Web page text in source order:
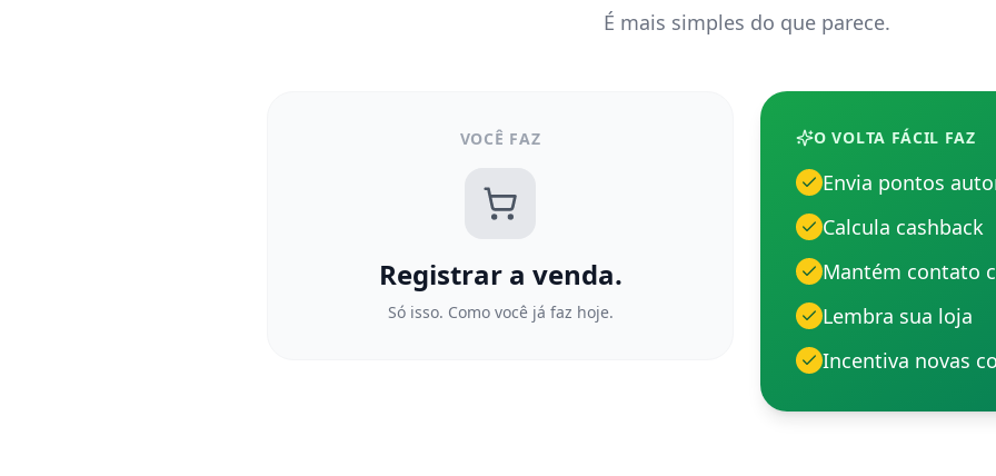
É mais simples do que parece.
VOCÊ FAZ
Registrar a venda.
Só isso. Como você já faz hoje.
O VOLTA FÁCIL FAZ
Envia pontos
Calcula cashback
Mantém contato
Lembra sua loja
Incentiva novas